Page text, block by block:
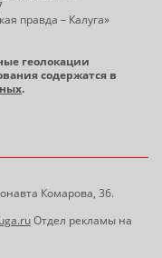
правда – Калуга»
геолокации
содержатся в
.
Комарова, 36.
Отдел рекламы на